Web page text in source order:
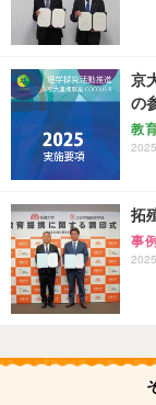
京
の
教
拓
事例